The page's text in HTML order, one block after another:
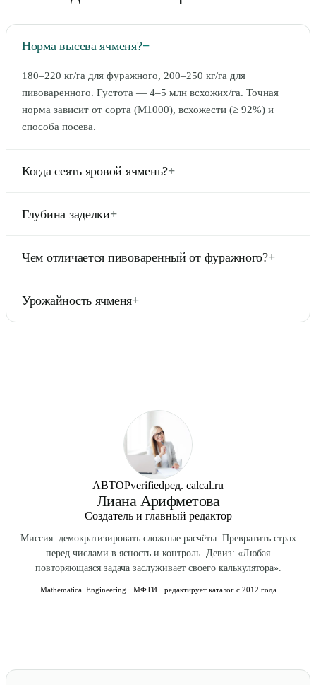
Норма высева ячменя?−
180–220 кг/га для фуражного, 200–250 кг/га для
пивоваренного. Густота — 4–5 млн всхожих/га. Точная
норма зависит от сорта (M1000), всхожести (≥ 92%) и
способа посева.
Когда сеять яровой ячмень?+
конец апреля в средней полосе, начало мая в Сибири.
выдерживают заморозки до -5°C.
Глубина заделки+
см (поглубже к влаге). На тяжёлых глинистых — 3–5 см.
Чем отличается пивоваренный от фуражного?+
колосе), однородные крупные зёрна, низкая белковость
(9–11,5%), высокая экстрактивность. Фуражный —
Урожайность ячменя+
АВТОРverifiedред. calcal.ru
Лиана Арифметова
Создатель и главный редактор
Миссия: демократизировать сложные расчёты. Превратить страх
перед числами в ясность и контроль. Девиз: «Любая
повторяющаяся задача заслуживает своего калькулятора».
Mathematical Engineering · МФТИ · редактирует каталог с 2012 года